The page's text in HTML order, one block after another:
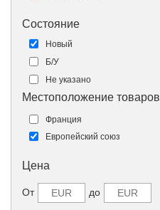
Состояние
Новый
Б/У
Не указано
Местоположение товаров
Франция
Европейский союз
Цена
От до